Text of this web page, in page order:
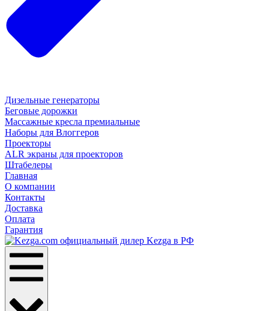
Дизельные генераторы
Беговые дорожки
Массажные кресла премиальные
Наборы для Влоггеров
Проекторы
ALR экраны для проекторов
Штабелеры
Главная
О компании
Контакты
Доставка
Оплата
Гарантия